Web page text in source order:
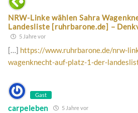
NRW-Linke wählen Sahra
Landesliste [ruhrbarone.de] –
5 Jahre vor
[…] https://www.ruhrbarone.de/nrw-
wagenknecht-auf-platz-1-der-
Gast
carpeleben 5 Jahre vor